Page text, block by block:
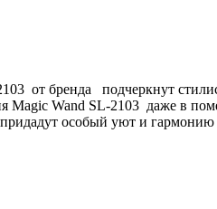
бренда подчеркнут
Magic Wand SL-2103 даже в
особый уют и гармонию